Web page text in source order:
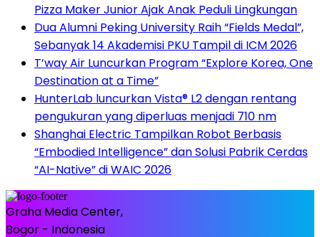
Pizza Maker Junior Ajak Anak Peduli Lingkungan
Dua Alumni Peking University Raih “Fields Medal”,
Sebanyak 14 Akademisi PKU Tampil di ICM 2026
T’way Air Luncurkan Program “Explore Korea, One
Destination at a Time”
HunterLab luncurkan Vista® L2 dengan rentang
pengukuran yang diperluas menjadi 710 nm
Shanghai Electric Tampilkan Robot Berbasis
“Embodied Intelligence” dan Solusi Pabrik Cerdas
“AI-Native” di WAIC 2026
Graha Media Center,
Bogor - Indonesia